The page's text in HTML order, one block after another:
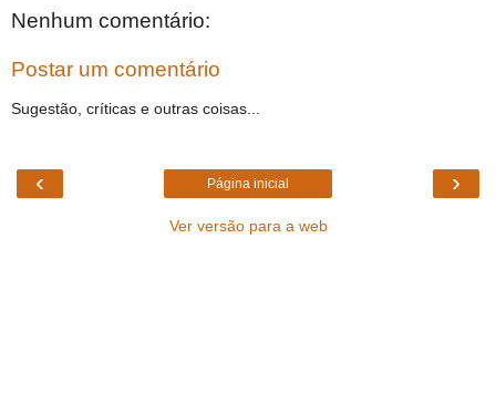
Nenhum comentário:
Postar um comentário
Sugestão, críticas e outras coisas...
‹ ›
Página inicial
Ver versão para a web